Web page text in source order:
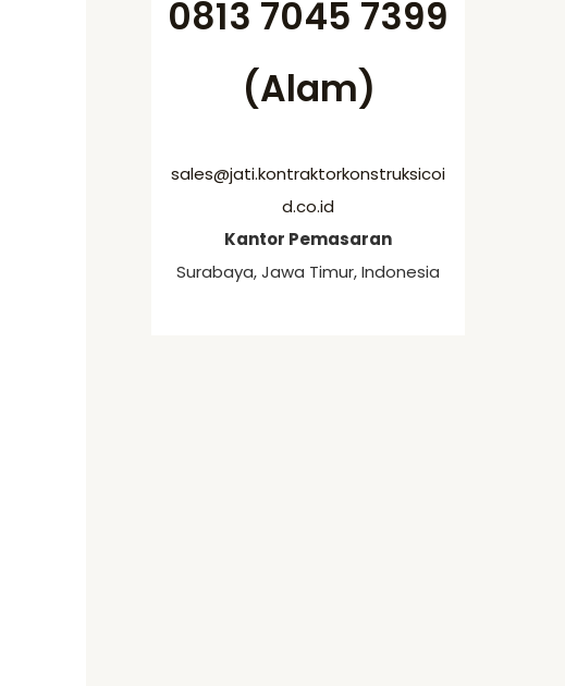
0813 7045 7399
(Alam)
sales@jati.kontraktorkonstruksicoi
d.co.id
Kantor Pemasaran
Surabaya, Jawa Timur, Indonesia